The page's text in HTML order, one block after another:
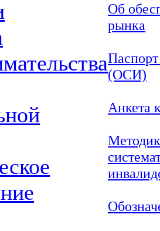
Об
рынка
(ОСИ)
Анкета